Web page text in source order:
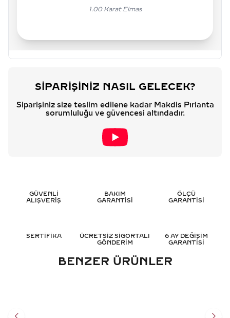
1.00Karat Elmas
SIPARIŞINIZ NASIL GELECEK?
Siparişiniz size teslim edilene kadar Makdis Pırlanta
sorumluluğu ve güvencesi altındadır.
GÜVENLİ
ALIŞVERİŞ
BAKIM
GARANTİSİ
ÖLÇÜ
GARANTİSİ
SERTİFİKA
ÜCRETSİZ SİGORTALI
GÖNDERİM
6 AY DEĞİŞİM
GARANTİSİ
BENZER ÜRÜNLER